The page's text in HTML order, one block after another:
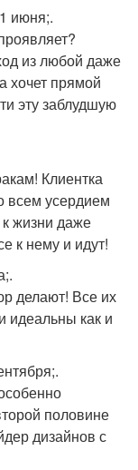
июня;.
из любой даже
хочет прямой
эту заблудшую
Клиентка
всем усердием
жизни даже
к нему и идут!
делают! Все их
идеальны как и
половине
дизайнов с